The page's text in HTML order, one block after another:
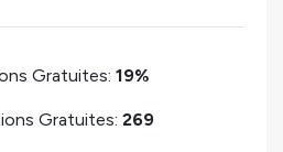
Gratuites: 19%
Gratuites: 269